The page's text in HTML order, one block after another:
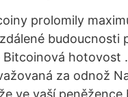
prolomily
budoucnosti
Bitcoinová hotovost
za odnož
ve vaší